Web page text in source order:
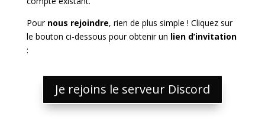
Pour nous rejoindre, rien de plus simple ! Cliquez sur
le bouton ci-dessous pour obtenir un lien d’invitation
:
Je rejoins le serveur Discord